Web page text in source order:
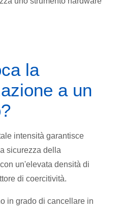
la
a un
intensità garantisce
sicurezza della
un'elevata densità di
di coercitività.
in grado di cancellare in